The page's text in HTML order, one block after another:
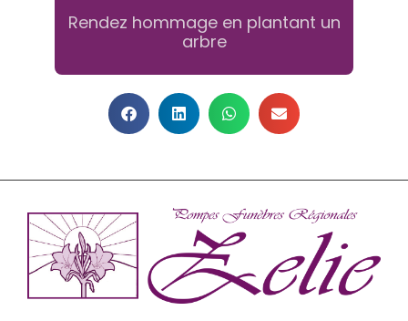
Rendez hommage en plantant un
arbre